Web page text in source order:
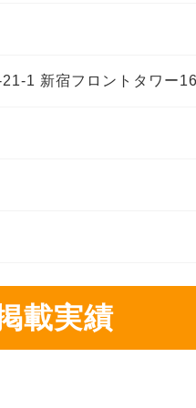
1 新宿フロントタワー
載実績